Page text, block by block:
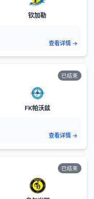
钦加勒
查看详情→
已结束
FK帕沃兹
查看详情→
已结束